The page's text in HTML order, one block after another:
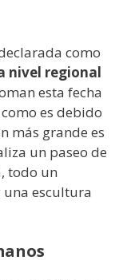
como
nivel regional
esta fecha
es debido
más grande es
un paseo de
todo un
una escultura